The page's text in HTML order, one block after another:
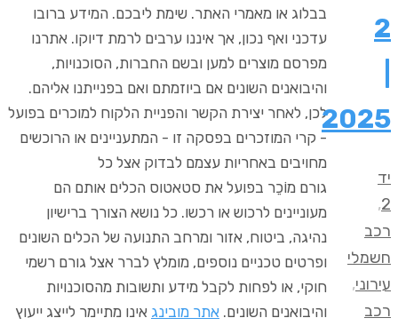
2
2025
יד
2
,
רכב
חשמלי
עירוני,
רכב
בבלוג או מאמרי האתר. שימת ליבכם. המידע ברובו
עדכני ואף נכון, אך איננו ערבים לרמת דיוקו. אתרנו
מפרסם מוצרים למען ובשם החברות, הסוכנויות,
והיבואנים השונים אם ביוזמתם ואם בפנייתנו אליהם.
לכן, לאחר יצירת הקשר והפניית הלקוח למוכרים בפועל
- קרי המוזכרים בפסקה זו - המתעניינים או הרוכשים
מחויבים באחריות עצמם לבדוק אצל כל
גורם מוֹכֵר בפועל את סטאטוס הכלים אותם הם
מעוניינים לרכוש או רכשו. כל נושא הצורך ברישיון
נהיגה, ביטוח, אזור ומרחב התנועה של הכלים השונים
ופרטים טכניים נוספים, מומלץ לברר אצל גורם רשמי
חוקי, או לפחות לקבל מידע ותשובות מהסוכנויות
והיבואנים השונים. אתר מובינג אינו מתיימר לייצג ייעוץ